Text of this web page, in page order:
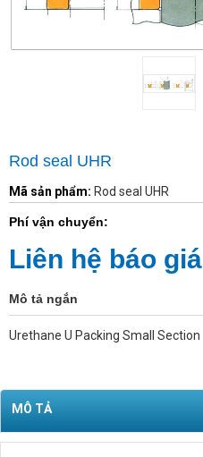
Rod seal UHR
Mã sản phẩm: Rod seal UHR
Phí vận chuyển:
Liên hệ báo giá
Mô tả ngắn
Urethane U Packing Small Section
MÔ TẢ